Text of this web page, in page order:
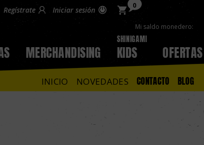
Regístrate Iniciar sesión 0
Mi saldo monedero:
INICIO NOVEDADES CONTACTO BLOG
MERCHANDISING
SHINIGAMI
KIDS OFERTAS